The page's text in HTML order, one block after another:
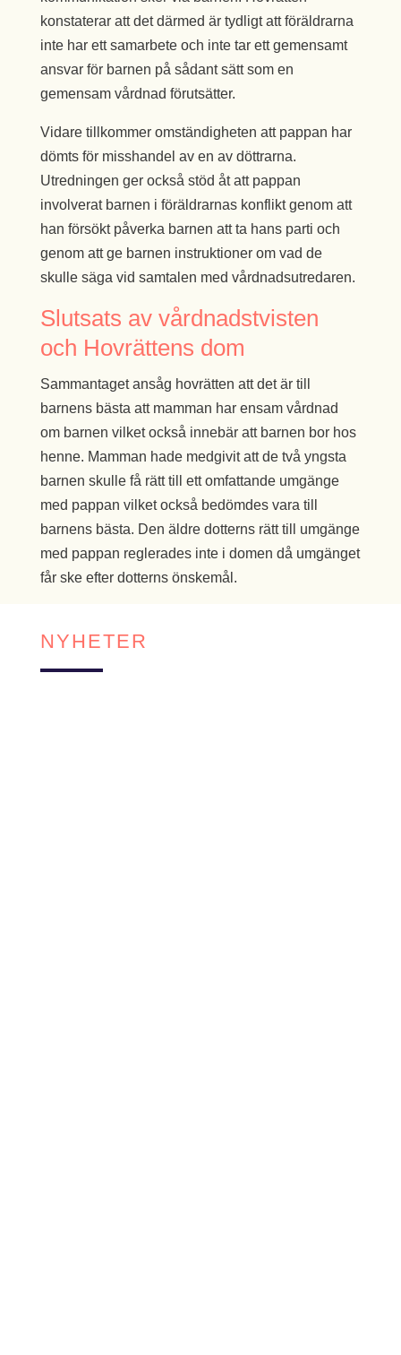
konstaterar att det därmed är tydligt att föräldrarna
inte har ett samarbete och inte tar ett gemensamt
ansvar för barnen på sådant sätt som en
gemensam vårdnad förutsätter.
Vidare tillkommer omständigheten att pappan har
dömts för misshandel av en av döttrarna.
Utredningen ger också stöd åt att pappan
involverat barnen i föräldrarnas konflikt genom att
han försökt påverka barnen att ta hans parti och
genom att ge barnen instruktioner om vad de
skulle säga vid samtalen med vårdnadsutredaren.
Slutsats av vårdnadstvisten
och Hovrättens dom
Sammantaget ansåg hovrätten att det är till
barnens bästa att mamman har ensam vårdnad
om barnen vilket också innebär att barnen bor hos
henne. Mamman hade medgivit att de två yngsta
barnen skulle få rätt till ett omfattande umgänge
med pappan vilket också bedömdes vara till
barnens bästa. Den äldre dotterns rätt till umgänge
med pappan reglerades inte i domen då umgänget
får ske efter dotterns önskemål.
NYHETER